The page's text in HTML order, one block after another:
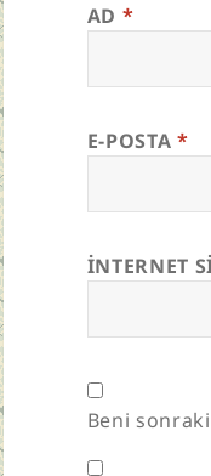
AD *
E-POSTA *
İNTERNET
Beni